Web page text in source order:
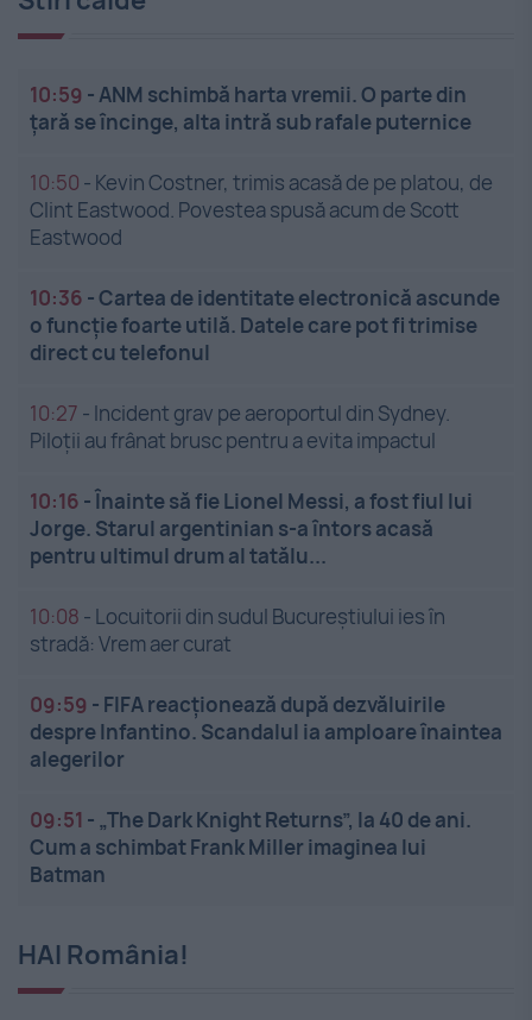
10:59 -ANM schimbă harta vremii. O parte din
țară se încinge, alta intră sub rafale puternice
10:50 - Kevin Costner, trimis acasă de pe platou, de
Clint Eastwood. Povestea spusă acum de Scott
Eastwood
10:36 -Cartea de identitate electronică ascunde
o funcție foarte utilă. Datele care pot fi trimise
direct cu telefonul
10:27 - Incident grav pe aeroportul din Sydney.
Piloții au frânat brusc pentru a evita impactul
10:16 -Înainte să fie Lionel Messi, a fost fiul lui
Jorge. Starul argentinian s-a întors acasă
pentru ultimul drum al tatălu...
10:08 - Locuitorii din sudul Bucureștiului ies în
stradă: Vrem aer curat
09:59 - FIFA reacționează după dezvăluirile
despre Infantino. Scandalul ia amploare înaintea
alegerilor
09:51 - „The Dark Knight Returns”, la 40 de ani.
Cum a schimbat Frank Miller imaginea lui
Batman
HAI România!